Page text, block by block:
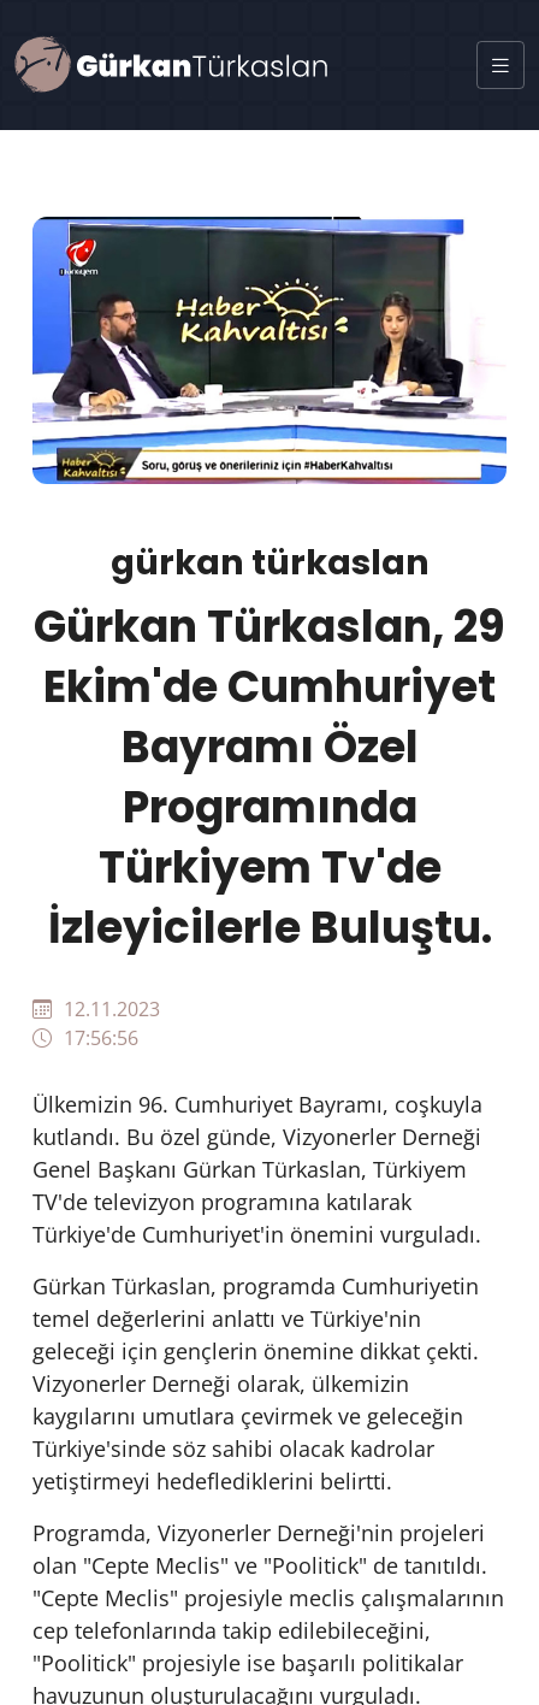
gürkan türkaslan
Gürkan Türkaslan, 29
Ekim'de Cumhuriyet
Bayramı Özel
Programında
Türkiyem Tv'de
İzleyicilerle Buluştu.
12.11.2023
17:56:56
Ülkemizin 96. Cumhuriyet Bayramı, coşkuyla
kutlandı. Bu özel günde, Vizyonerler Derneği
Genel Başkanı Gürkan Türkaslan, Türkiyem
TV'de televizyon programına katılarak
Türkiye'de Cumhuriyet'in önemini vurguladı.
Gürkan Türkaslan, programda Cumhuriyetin
temel değerlerini anlattı ve Türkiye'nin
geleceği için gençlerin önemine dikkat çekti.
Vizyonerler Derneği olarak, ülkemizin
kaygılarını umutlara çevirmek ve geleceğin
Türkiye'sinde söz sahibi olacak kadrolar
yetiştirmeyi hedeflediklerini belirtti.
Programda, Vizyonerler Derneği'nin projeleri
olan "Cepte Meclis" ve "Poolitick" de tanıtıldı.
"Cepte Meclis" projesiyle meclis çalışmalarının
cep telefonlarında takip edilebileceğini,
"Poolitick" projesiyle ise başarılı politikalar
havuzunun oluşturulacağını vurguladı.